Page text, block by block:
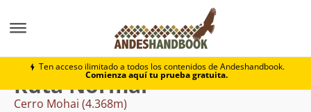
Ten acceso ilimitado a todos los contenidos de Andeshandbook.
Comienza aquí tu prueba gratuita.
Cerro Mohai Normal
Ruta Normal
Cerro Mohai (4.368m)